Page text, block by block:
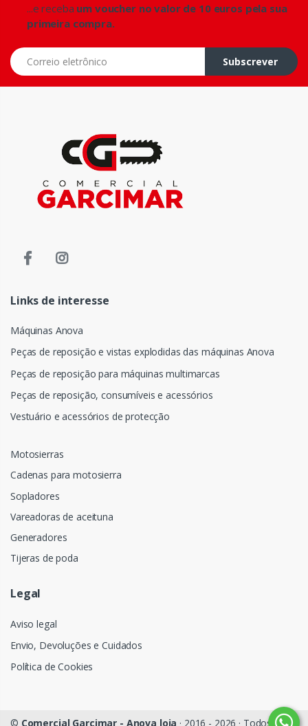
...e receba um voucher no valor de 10 euros pela sua
primeira compra.
Correio eletrônico
Subscrever
Links de interesse
Máquinas Anova
Peças de reposição e vistas explodidas das máquinas Anova
Peças de reposição para máquinas multimarcas
Peças de reposição, consumíveis e acessórios
Vestuário e acessórios de protecção
Motosierras
Cadenas para motosierra
Sopladores
Vareadoras de aceituna
Generadores
Tijeras de poda
Legal
Aviso legal
Envio, Devoluções e Cuidados
Política de Cookies
© Comercial Garcimar - Anova loja · 2016 - 2026 · Todos os